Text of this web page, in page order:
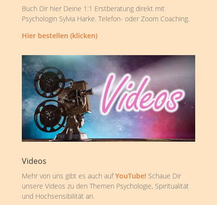
Buch Dir hier Deine 1:1 Erstberatung direkt mit
Psychologin Sylvia Harke. Telefon- oder Zoom Coaching.
Hier bestellen (klicken)
Videos
Mehr von uns gibt es auch aufYouTube! Schaue Dir
unsere Videos zu den Themen Psychologie, Spiritualität
und Hochsensibilität an.